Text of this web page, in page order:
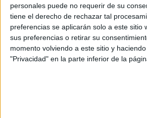
personales puede no requerir de su
tiene el derecho de rechazar tal
preferencias se aplicarán solo a este sitio
sus preferencias o retirar su
momento volviendo a este sitio y
"Privacidad" en la parte inferior de la
Términos y Condiciones
Aceptolos Términos y Condiciones